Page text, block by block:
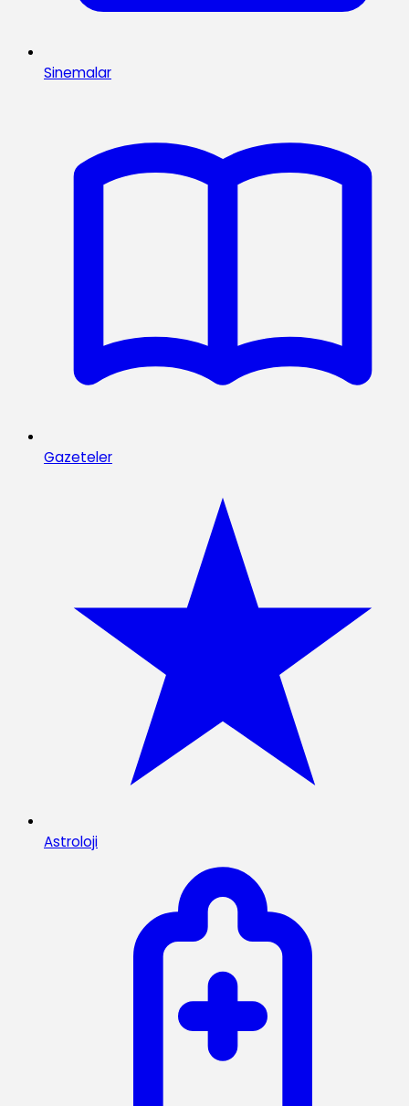
Sinemalar
Gazeteler
Astroloji